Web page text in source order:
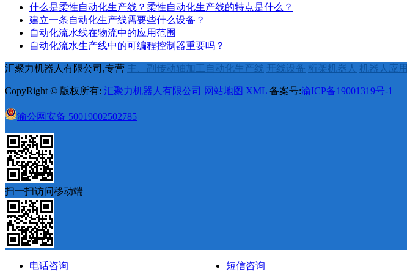
什么是柔性自动化生产线？柔性自动化生产线的特点是什么？
建立一条自动化生产线需要些什么设备？
自动化流水线在物流中的应用范围
自动化流水生产线中的可编程控制器重要吗？
汇聚力机器人有限公司,专营 主、副传动轴加工自动化生产线 开线设备 桁架机器人 机器人应用
CopyRight © 版权所有: 汇聚力机器人有限公司 网站地图 XML 备案号:渝ICP备19001319号-1
渝公网安备 50019002502785
扫一扫访问移动端
电话咨询 短信咨询